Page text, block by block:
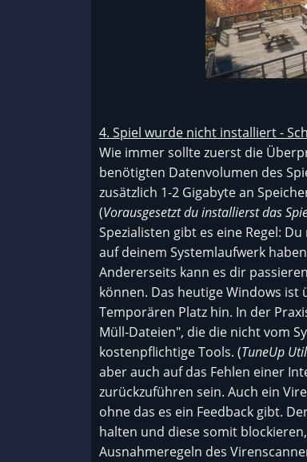
4. Spiel wurde nicht installiert -
Wie immer sollte zuerst die
benötigten Datenvolumen des
zusätzlich 1-2 Gigabyte an
(Vorausgesetzt du installierst das
Spezialisten gibt es eine Regel:
auf deinem Systemlaufwerk
Andererseits kann es dir
können. Das heutige Windows
Temporären Platz hin. In der
Müll-Dateien", die die nicht vom
kostenpflichtige Tools. (TuneUp
aber auch auf das Fehlen einer
zurückzuführen sein. Auch ein
ohne das es ein Feedback gibt.
halten und diese somit
Ausnahmeregeln des